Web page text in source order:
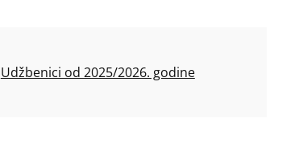
Udžbenici od 2025/2026. godine